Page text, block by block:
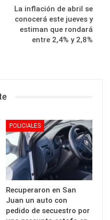
La inflación de abril se
conocerá este jueves y
estiman que rondará
entre 2,4% y 2,8%
POLICIALES
Recuperaron en San
Juan un auto con
pedido de secuestro por